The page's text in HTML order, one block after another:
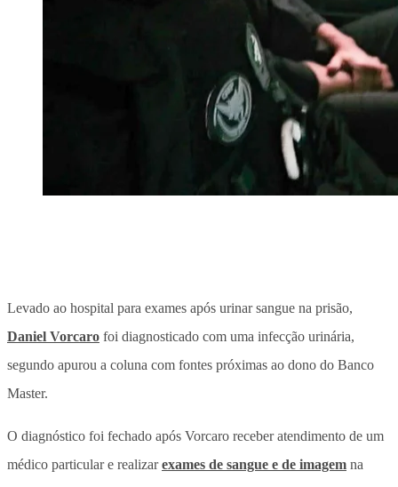
Levado ao hospital para exames após urinar sangue na prisão,
Daniel Vorcaro foi diagnosticado com uma infecção urinária,
segundo apurou a coluna com fontes próximas ao dono do Banco
Master.
O diagnóstico foi fechado após Vorcaro receber atendimento de um
médico particular e realizarexames de sangue e de imagem na